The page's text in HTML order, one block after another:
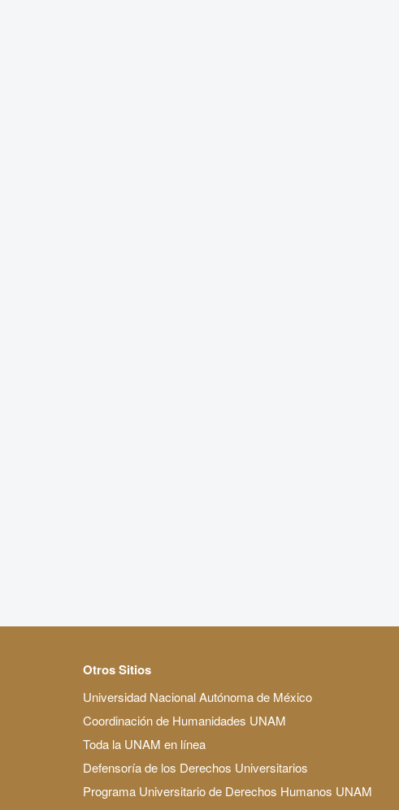
Otros Sitios
Universidad Nacional Autónoma de México
Coordinación de Humanidades UNAM
Toda la UNAM en línea
Defensoría de los Derechos Universitarios
Programa Universitario de Derechos Humanos UNAM